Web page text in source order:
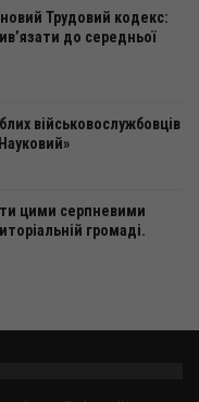
Трудовий кодекс:
до середньої
військовослужбовців
цими серпневими
громаді.